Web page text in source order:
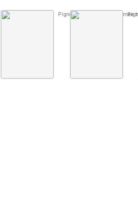
Pignoria 1605 (Vetustissimae